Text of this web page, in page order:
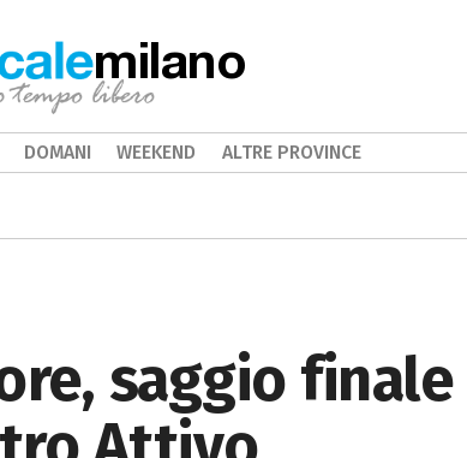
saggio
milano
DOMANI WEEKEND ALTRE PROVINCE